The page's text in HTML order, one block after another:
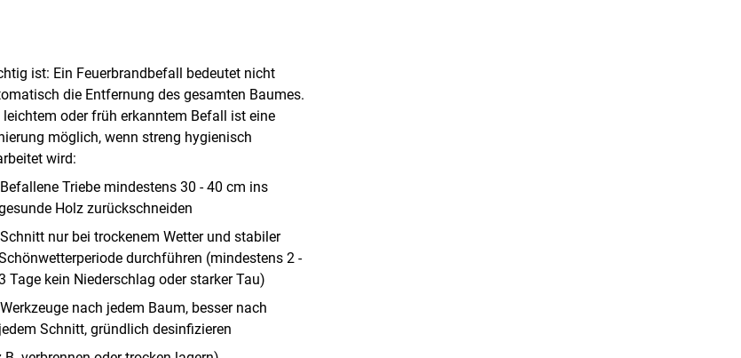
ist: Ein Feuerbrandbefall bedeutet nicht
die Entfernung des gesamten Baumes.
leichtem oder früh erkanntem Befall ist eine
möglich, wenn streng hygienisch
wird:
Befallene Triebe mindestens 30 - 40 cm ins
Holz zurückschneiden
Schnitt nur bei trockenem Wetter und stabiler
durchführen (mindestens 2 -
Tage kein Niederschlag oder starker Tau)
Werkzeuge nach jedem Baum, besser nach
jedem Schnitt, gründlich desinfizieren